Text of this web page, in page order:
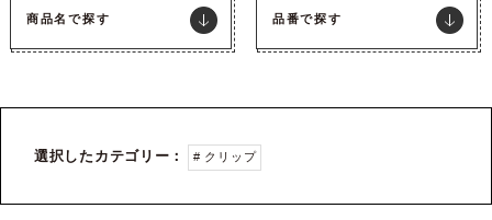
商品名で探す 品番で探す
選択したカテゴリー： # クリップ